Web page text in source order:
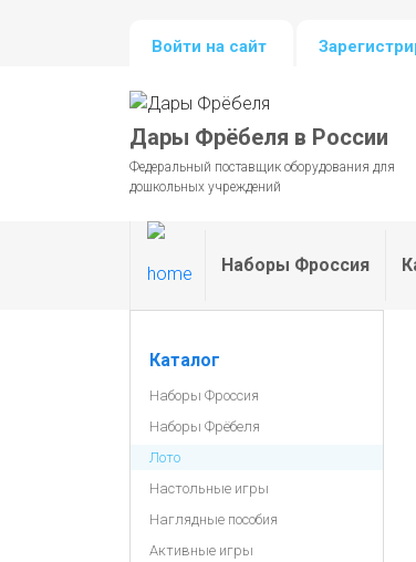
Войти на сайт
Дары Фрёбеля в России
Федеральный поставщик оборудования для
дошкольных учреждений
Наборы Фроссия
Каталог
Наборы Фроссия
Наборы Фрёбеля
Лото
Настольные игры
Наглядные пособия
Активные игры